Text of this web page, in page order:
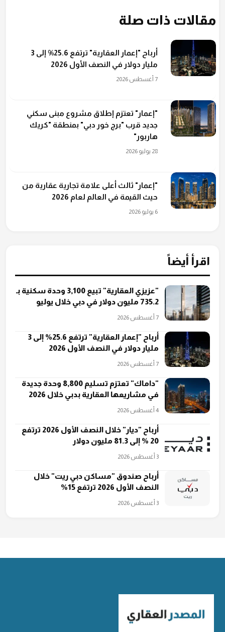
مقالات ذات صلة
أرباح "إعمار العقارية" ترتفع 25.6% إلى 3
مليار دولار في النصف الأول 2026
7 أغسطس 2026
"إعمار" تعتزم إطلاق مشروع مبنى سكني
جديد قرب "برج خور دبي" بمنطقة "كريك
هاربور"
28 يوليو 2026
"إعمار" ثالث أعلى علامة تجارية عقارية من
حيث القيمة في العالم لعام 2026
6 يوليو 2026
اقرأ أيضاً
"عزيزي العقارية" تبيع 3,100 وحدة سكنية بـ
735.2 مليون دولار في دبي خلال يوليو
7 أغسطس 2026
أرباح "إعمار العقارية" ترتفع 25.6% إلى 3
مليار دولار في النصف الأول 2026
7 أغسطس 2026
"داماك" تعتزم تسليم 8,800 وحدة جديدة
في مشاريعها العقارية بدبي خلال 2026
4 أغسطس 2026
أرباح "ديار" خلال النصف الأول 2026 ترتفع
20 % إلى 81.3 مليون دولار
3 أغسطس 2026
أرباح صندوق "مساكن دبي ريت" خلال
النصف الأول 2026 ترتفع 15%
3 أغسطس 2026